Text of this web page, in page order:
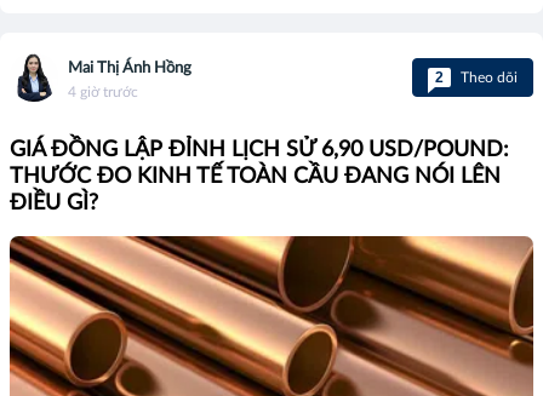
Mai Thị Ánh Hồng
4 giờ trước
2 Theo dõi
GIÁ ĐỒNG LẬP ĐỈNH LỊCH SỬ 6,90 USD/POUND:
THƯỚC ĐO KINH TẾ TOÀN CẦU ĐANG NÓI LÊN
ĐIỀU GÌ?